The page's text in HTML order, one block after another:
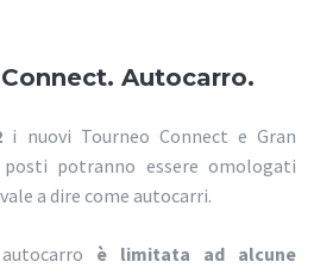
Autocarro.
i nuovi Tourneo Connect e Gran
potranno essere omologati
a dire come autocarri.
è limitata ad alcune